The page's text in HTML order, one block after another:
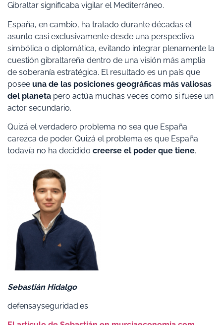
Gibraltar significaba vigilar el Mediterráneo.
España, en cambio, ha tratado durante décadas el
asunto casi exclusivamente desde una perspectiva
simbólica o diplomática, evitando integrar plenamente la
cuestión gibraltareña dentro de una visión más amplia
de soberanía estratégica. El resultado es un país que
posee una de las posiciones geográficas más valiosas
del planeta pero actúa muchas veces como si fuese un
actor secundario.
Quizá el verdadero problema no sea que España
carezca de poder. Quizá el problema es que España
todavía no ha decidido creerse el poder que tiene.
Sebastián Hidalgo
defensayseguridad.es